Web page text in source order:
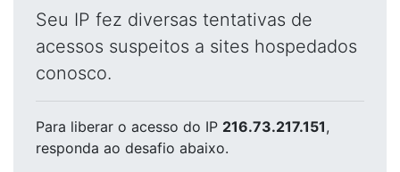
Seu IP fez diversas tentativas de
acessos suspeitos a sites hospedados
conosco.
Para liberar o acesso do IP 216.73.217.151,
responda ao desafio abaixo.